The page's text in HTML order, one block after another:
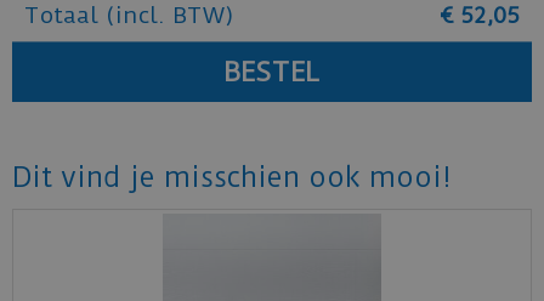
Totaal (incl. BTW) € 52,05
Dit vind je misschien ook mooi!